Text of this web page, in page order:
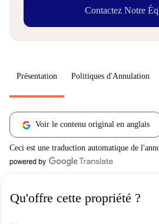
Contactez Notre
Présentation Politiques d'Annulation
Voir le contenu original en anglais
Ceci est une traduction automatique de
Qu'offre cette propriété ?